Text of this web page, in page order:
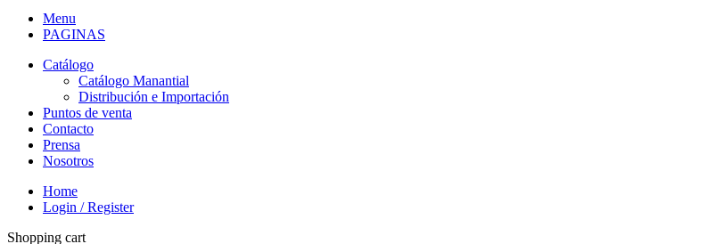
Menu
PAGINAS
Catálogo
Catálogo Manantial
Distribución e Importación
Puntos de venta
Contacto
Prensa
Nosotros
Home
Login / Register
Shopping cart